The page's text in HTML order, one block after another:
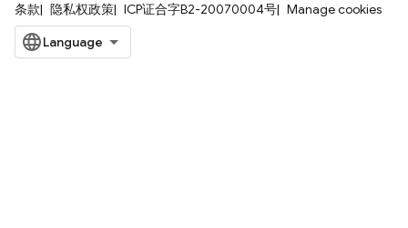
条款 隐私权政策 ICP证合字B2-20070004号 Manage cookies